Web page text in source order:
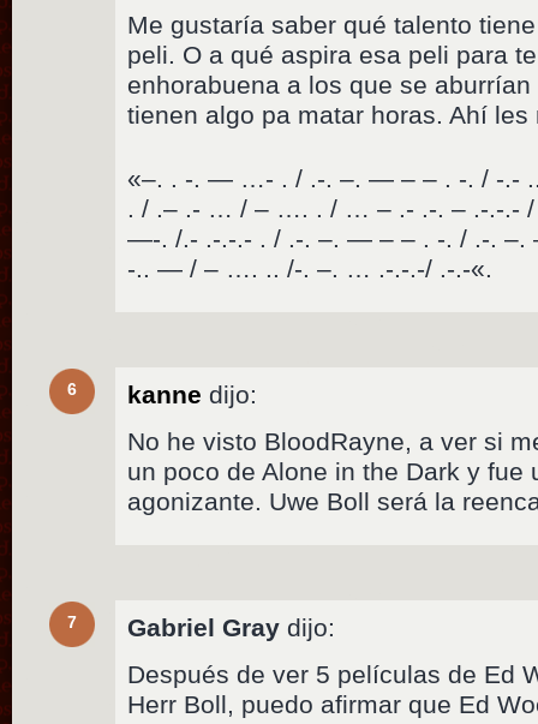
Me gustaría saber qué talento
peli. O a qué aspira esa peli para
enhorabuena a los que se
tienen algo pa matar horas. Ahí
«–. . -. — …- . / .-. –. — – – . -. / -.-
. / .– .- … / – …. . / … – .- .-. – .-.-.-
—-. /.- .-.-.- . / .-. –. — – – . -. / .-.
-.. — / – …. .. /-. –. … .-.-.-/ .-.-«.
6 kanne dijo:
No he visto BloodRayne, a ver si
un poco de Alone in the Dark y fue
agonizante. Uwe Boll será la
7 Gabriel Gray dijo:
Después de ver 5 películas de Ed
Herr Boll, puedo afirmar que Ed